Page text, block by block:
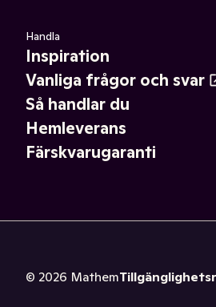
Handla
Inspiration
Vanliga frågor och svar
Så handlar du
Hemleverans
Färskvarugaranti
© 2026 Mathem